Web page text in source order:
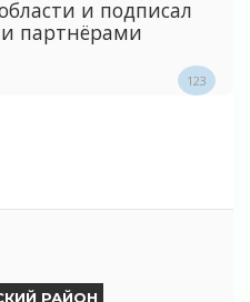
и подписал
партнёрами
123
РАЙОН